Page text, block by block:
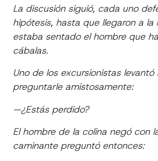
La discusión siguió, cada uno
hipótesis, hasta que llegaron a la
estaba sentado el hombre que
cábalas.
Uno de los excursionistas levantó
preguntarle amistosamente:
—¿Estás perdido?
El hombre de la colina negó con
caminante preguntó entonces: